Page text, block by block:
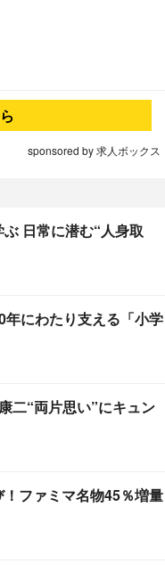
sponsored by 求人ボックス
日常に潜む“人身取
年にわたり支える「小学
二“両片思い”にキュン
ファミマ名物45％増量